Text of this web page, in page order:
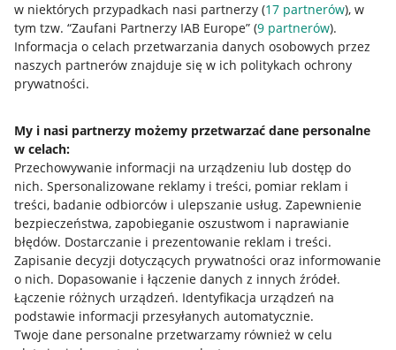
w niektórych przypadkach nasi partnerzy (17 partnerów), w
tym tzw. “Zaufani Partnerzy IAB Europe” (9 partnerów).
Informacja o celach przetwarzania danych osobowych przez
naszych partnerów znajduje się w ich politykach ochrony
prywatności.
My i nasi partnerzy możemy przetwarzać dane personalne
w celach:
Przechowywanie informacji na urządzeniu lub dostęp do
nich. Spersonalizowane reklamy i treści, pomiar reklam i
treści, badanie odbiorców i ulepszanie usług. Zapewnienie
bezpieczeństwa, zapobieganie oszustwom i naprawianie
błędów. Dostarczanie i prezentowanie reklam i treści.
Zapisanie decyzji dotyczących prywatności oraz informowanie
o nich. Dopasowanie i łączenie danych z innych źródeł.
Łączenie różnych urządzeń. Identyfikacja urządzeń na
podstawie informacji przesyłanych automatycznie.
Twoje dane personalne przetwarzamy również w celu
Przydatne informacje
Jak to działa
Allegro Gadane dla sprzedających
Allegro Gadane dla kupujących
Mapa miejscowości
Informacje prawne
Regulamin
Polityka plików "cookies"